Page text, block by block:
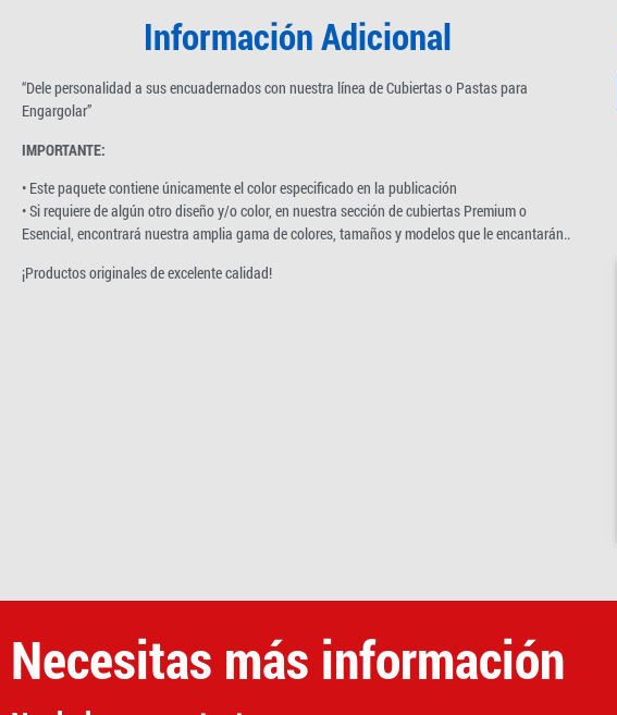
Información Adicional
“Dele personalidad a sus encuadernados con nuestra línea de Cubiertas o Pastas para
Engargolar”
IMPORTANTE:
• Este paquete contiene únicamente el color especificado en la publicación
• Si requiere de algún otro diseño y/o color, en nuestra sección de cubiertas Premium o
Esencial, encontrará nuestra amplia gama de colores, tamaños y modelos que le encantarán..
¡Productos originales de excelente calidad!
Necesitas más información